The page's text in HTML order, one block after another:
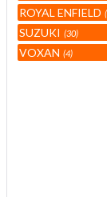
ROYAL ENFIELD
SUZUKI 30
VOXAN 4